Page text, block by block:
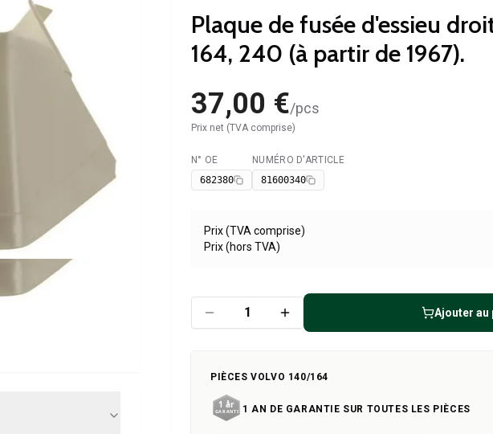
Plaque de fusée d'essieu
164, 240 (à partir de 1967).
37,00 €/pcs
Prix net (TVA comprise)
Disponible
N° OE
682380
NUMÉRO D'ARTICLE
81600340
Prix (TVA comprise)
Prix (hors TVA)
Ajouter au
PIÈCES VOLVO 140/164
1 AN DE GARANTIE SUR TOUTES LES PIÈCES